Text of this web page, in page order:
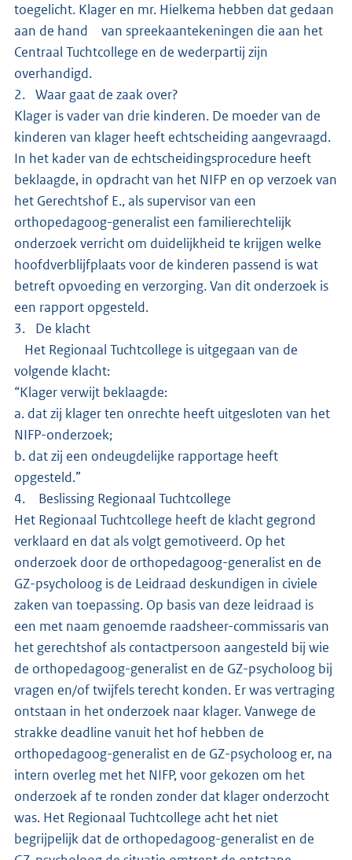
toegelicht. Klager en mr. Hielkema hebben dat gedaan
aan de hand van spreekaantekeningen die aan het
Centraal Tuchtcollege en de wederpartij zijn
overhandigd.
2. Waar gaat de zaak over?
Klager is vader van drie kinderen. De moeder van de
kinderen van klager heeft echtscheiding aangevraagd.
In het kader van de echtscheidingsprocedure heeft
beklaagde, in opdracht van het NIFP en op verzoek van
het Gerechtshof E., als supervisor van een
orthopedagoog-generalist een familierechtelijk
onderzoek verricht om duidelijkheid te krijgen welke
hoofdverblijfplaats voor de kinderen passend is wat
betreft opvoeding en verzorging. Van dit onderzoek is
een rapport opgesteld.
3. De klacht
Het Regionaal Tuchtcollege is uitgegaan van de
volgende klacht:
“Klager verwijt beklaagde:
a. dat zij klager ten onrechte heeft uitgesloten van het
NIFP-onderzoek;
b. dat zij een ondeugdelijke rapportage heeft
opgesteld.”
4. Beslissing Regionaal Tuchtcollege
Het Regionaal Tuchtcollege heeft de klacht gegrond
verklaard en dat als volgt gemotiveerd. Op het
onderzoek door de orthopedagoog-generalist en de
GZ-psycholoog is de Leidraad deskundigen in civiele
zaken van toepassing. Op basis van deze leidraad is
een met naam genoemde raadsheer-commissaris van
het gerechtshof als contactpersoon aangesteld bij wie
de orthopedagoog-generalist en de GZ-psycholoog bij
vragen en/of twijfels terecht konden. Er was vertraging
ontstaan in het onderzoek naar klager. Vanwege de
strakke deadline vanuit het hof hebben de
orthopedagoog-generalist en de GZ-psycholoog er, na
intern overleg met het NIFP, voor gekozen om het
onderzoek af te ronden zonder dat klager onderzocht
was. Het Regionaal Tuchtcollege acht het niet
begrijpelijk dat de orthopedagoog-generalist en de